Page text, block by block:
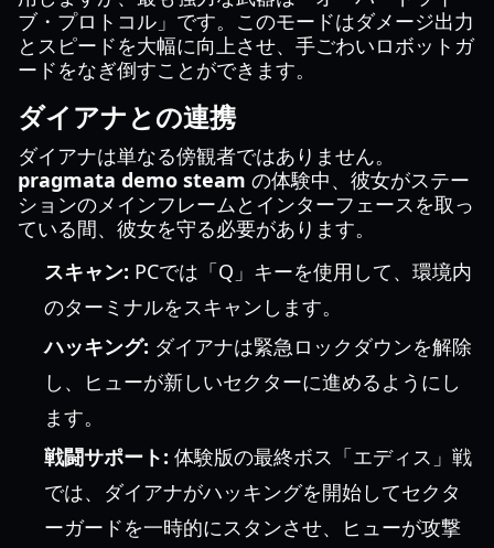
ブ・プロトコル」です。このモードはダメージ出力
とスピードを大幅に向上させ、手ごわいロボットガ
ードをなぎ倒すことができます。
ダイアナとの連携
ダイアナは単なる傍観者ではありません。
pragmata demo steam の体験中、彼女がステー
ションのメインフレームとインターフェースを取っ
ている間、彼女を守る必要があります。
スキャン: PCでは「Q」キーを使用して、環境内
のターミナルをスキャンします。
ハッキング: ダイアナは緊急ロックダウンを解除
し、ヒューが新しいセクターに進めるようにし
ます。
戦闘サポート: 体験版の最終ボス「エディス」戦
では、ダイアナがハッキングを開始してセクタ
ーガードを一時的にスタンさせ、ヒューが攻撃